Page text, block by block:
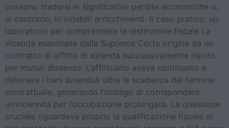
possono tradursi in significative perdite economiche o,
al contrario, in indebiti arricchimenti. Il caso pratico: un
laboratorio per comprendere la distinzione fiscale La
vicenda esaminata dalla Suprema Corte origina da un
contratto di affitto di azienda successivamente risolto
per mutuo dissenso. L’affittuario aveva continuato a
detenere i beni aziendali oltre la scadenza del termine
contrattuale, generando l’obbligo di corrispondere
un’indennità per l’occupazione prolungata. La questione
cruciale riguardava proprio la qualificazione fiscale di